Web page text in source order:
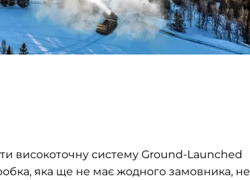
високоточну систему Ground-Launched
яка ще не має жодного замовника, не